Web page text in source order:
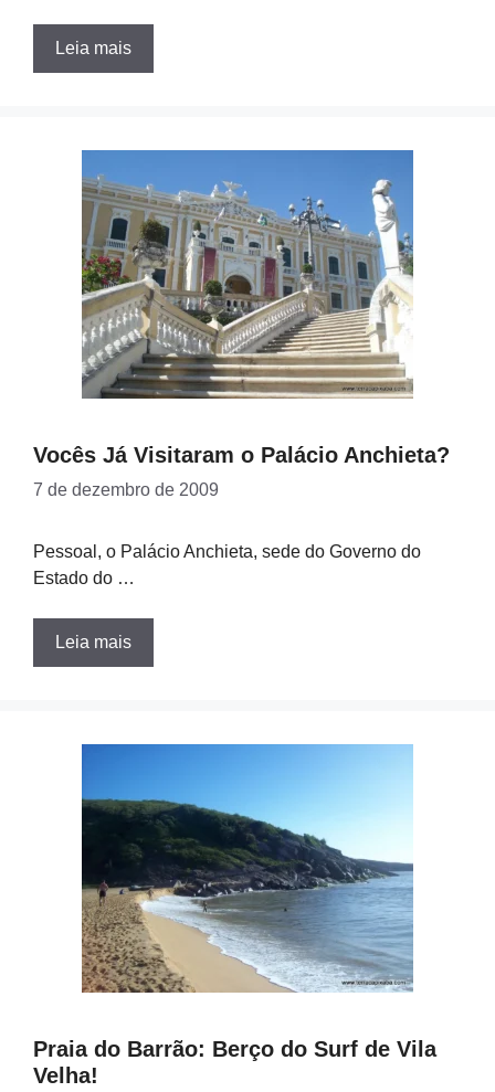
Leia mais
Vocês Já Visitaram o Palácio Anchieta?
7 de dezembro de 2009
Pessoal, o Palácio Anchieta, sede do Governo do
Estado do …
Leia mais
Praia do Barrão: Berço do Surf de Vila
Velha!